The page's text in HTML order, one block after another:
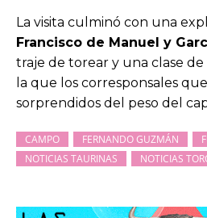
La visita culminó con una
Francisco de Manuel y
traje de torear y una clase
la que los corresponsales
sorprendidos del peso del
CAMPO FERNANDO GUZMÁN
NOTICIAS TAURINAS
NOTICIAS